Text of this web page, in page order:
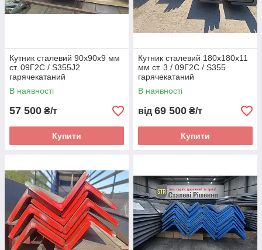
Кутник сталевий 90х90х9 мм
ст. 09Г2С / S355J2
гарячекатаний
В наявності
57 500 ₴/т
Купити
Кутник сталевий 180х180х11
мм ст. 3 / 09Г2С / S355
гарячекатаний
В наявності
від 69 500 ₴/т
Купити